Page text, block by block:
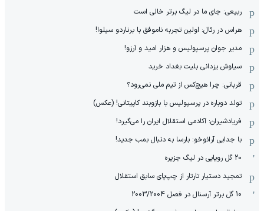
ربیعی: جای ما در لیگ برتر خالی است
هراس در رئال: اولین تجربه ناموفق با برناردو سیلوا!
مدیر جوان پرسپولیس و هزار امید و آرزو!
سیاوش یزدانی بلیت بغداد خرید
قربانی: چرا هیچ‌کس از تیم ملی نمی‌رود؟
تولد دوباره در پرسپولیس با بازوبند کاپیتانی! (عکس)
فریادشیران: آکادمی استقلال ایران را می‌گیرد!
با جدایی آرائوخو: بارسا به دنبال بمب جدید!
20 گل رویایی در لیگ جزیره
تمجید دستیار تارتار از چپ‌پای سابق استقلال
10 گل برتر آرسنال در فصل 2003/2004